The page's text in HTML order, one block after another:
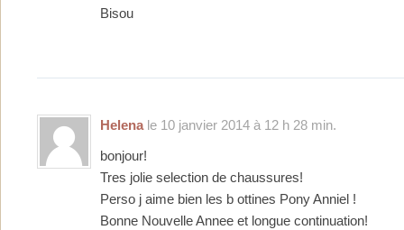
Bisou
Helenale 10 janvier 2014 à 12 h 28 min.
bonjour!
Tres jolie selection de chaussures!
Perso j aime bien les b ottines Pony Anniel !
Bonne Nouvelle Annee et longue continuation!